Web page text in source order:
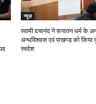
न्यूज़
स्वामी दयानंद ने सनातन धर्म के
अन्धविश्वास एवं पाखण्ड को किया
स्वदेश